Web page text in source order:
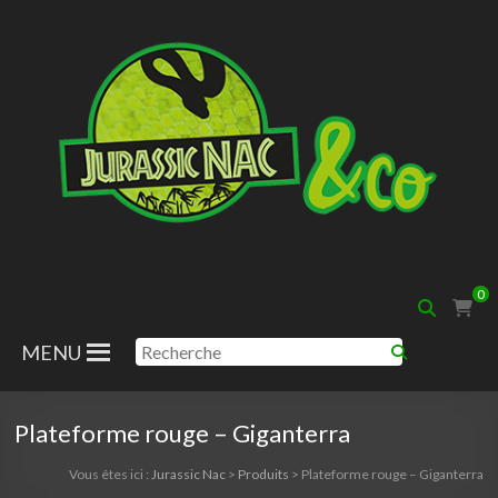
Nac
0
MENU
Plateforme rouge – Giganterra
Vous êtes ici : Jurassic Nac> Produits > Plateforme rouge – Giganterra